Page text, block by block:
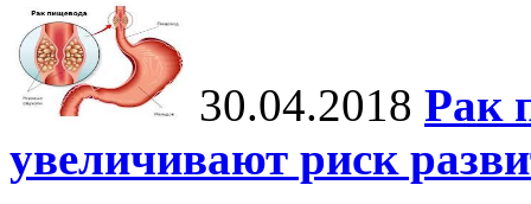
30.04.2018 Рак
увеличивают риск